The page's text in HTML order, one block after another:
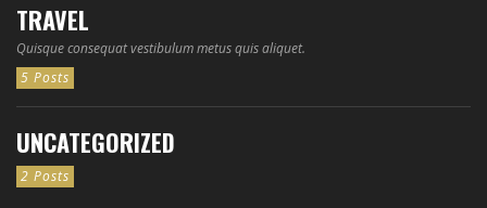
TRAVEL
Quisque consequat vestibulum metus quis aliquet.
5 Posts
UNCATEGORIZED
2 Posts